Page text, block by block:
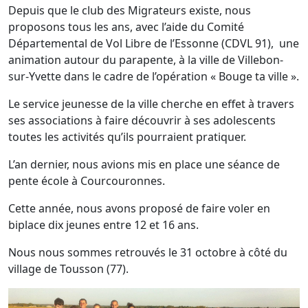
Depuis que le club des Migrateurs existe, nous
proposons tous les ans, avec l’aide du Comité
Départemental de Vol Libre de l’Essonne (CDVL 91), une
animation autour du parapente, à la ville de Villebon-
sur-Yvette dans le cadre de l’opération « Bouge ta ville ».
Le service jeunesse de la ville cherche en effet à travers
ses associations à faire découvrir à ses adolescents
toutes les activités qu’ils pourraient pratiquer.
L’an dernier, nous avions mis en place une séance de
pente école à Courcouronnes.
Cette année, nous avons proposé de faire voler en
biplace dix jeunes entre 12 et 16 ans.
Nous nous sommes retrouvés le 31 octobre à côté du
village de Tousson (77).